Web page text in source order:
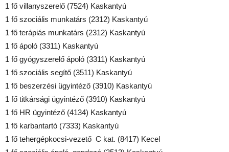
1 fő villanyszerelő (7524) Kaskantyú
1 fő szociális munkatárs (2312) Kaskantyú
1 fő terápiás munkatárs (2312) Kaskantyú
1 fő ápoló (3311) Kaskantyú
1 fő gyógyszerelő ápoló (3311) Kaskantyú
1 fő szociális segítő (3511) Kaskantyú
1 fő beszerzési ügyintéző (3910) Kaskantyú
1 fő titkársági ügyintéző (3910) Kaskantyú
1 fő HR ügyintéző (4134) Kaskantyú
1 fő karbantartó (7333) Kaskantyú
1 fő tehergépkocsi-vezető C kat. (8417) Kecel